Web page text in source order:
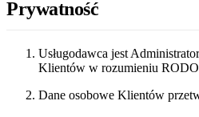
Prywatność
Usługodawca jest
Klientów w rozumieniu
Dane osobowe Klientów